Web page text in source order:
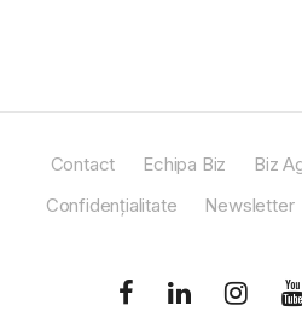
Contact Echipa Biz Biz
Confidențialitate
Newsletter